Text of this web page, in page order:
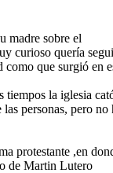
madre sobre el
curioso quería
como que surgió en
tiempos la iglesia
personas, pero no
protestante ,en
de Martin Lutero